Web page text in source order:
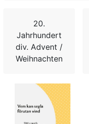
20.
Jahrhundert
div. Advent /
Weihnachten